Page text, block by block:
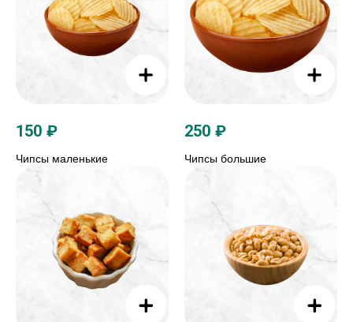
150 ₽
Чипсы маленькие
250 ₽
Чипсы большие